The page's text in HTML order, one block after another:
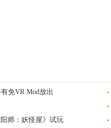
免VR Mod放出
师：妖怪屋》试玩